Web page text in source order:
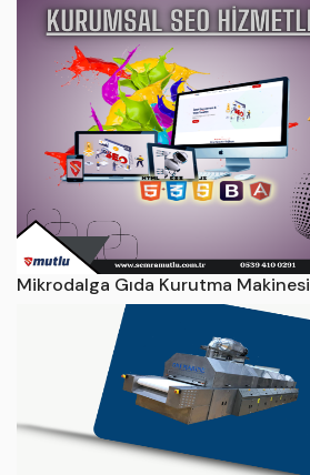
Mikrodalga Gıda Kurutma Makinesi